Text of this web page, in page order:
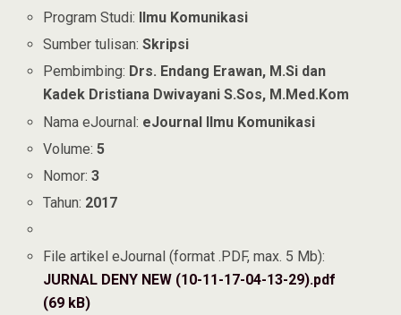
Program Studi: Ilmu Komunikasi
Sumber tulisan:Skripsi
Pembimbing: Drs. Endang Erawan, M.Si dan
Kadek Dristiana Dwivayani S.Sos, M.Med.Kom
Nama eJournal: eJournal Ilmu Komunikasi
Volume:5
Nomor:3
Tahun: 2017
File artikel eJournal (format .PDF, max. 5 Mb):
JURNAL DENY NEW (10-11-17-04-13-29).pdf
(69 kB)